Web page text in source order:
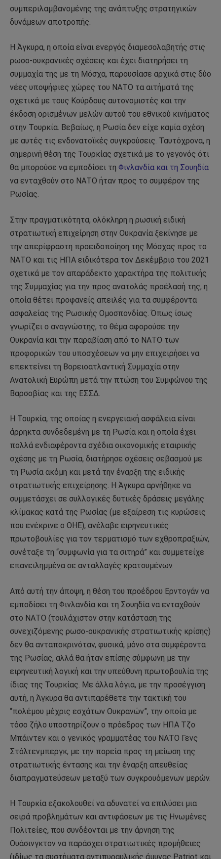
συμπεριλαμβανομένης της ανάπτυξης στρατηγικών
δυνάμεων αποτροπής.
Η Άγκυρα, η οποία είναι ενεργός διαμεσολαβητής στις
ρωσο-ουκρανικές σχέσεις και έχει διατηρήσει τη
συμμαχία της με τη Μόσχα, παρουσίασε αρχικά στις δύο
νέες υποψήφιες χώρες του ΝΑΤΟ τα αιτήματά της
σχετικά με τους Κούρδους αυτονομιστές και την
έκδοση ορισμένων μελών αυτού του εθνικού κινήματος
στην Τουρκία. Βεβαίως, η Ρωσία δεν είχε καμία σχέση
με αυτές τις ενδονατοϊκές συγκρούσεις. Ταυτόχρονα, η
σημερινή θέση της Τουρκίας σχετικά με το γεγονός ότι
θα μπορούσε να εμποδίσει τη Φινλανδία και τη Σουηδία
να ενταχθούν στο ΝΑΤΟ ήταν προς το συμφέρον της
Ρωσίας.
Στην πραγματικότητα, ολόκληρη η ρωσική ειδική
στρατιωτική επιχείρηση στην Ουκρανία ξεκίνησε με
την απερίφραστη προειδοποίηση της Μόσχας προς το
ΝΑΤΟ και τις ΗΠΑ ειδικότερα τον Δεκέμβριο του 2021
σχετικά με τον απαράδεκτο χαρακτήρα της πολιτικής
της Συμμαχίας για την προς ανατολάς προέλασή της, η
οποία θέτει προφανείς απειλές για τα συμφέροντα
ασφαλείας της Ρωσικής Ομοσπονδίας. Όπως ίσως
γνωρίζει ο αναγνώστης, το θέμα αφορούσε την
Ουκρανία και την παραβίαση από το ΝΑΤΟ των
προφορικών του υποσχέσεων να μην επιχειρήσει να
επεκτείνει τη Βορειοατλαντική Συμμαχία στην
Ανατολική Ευρώπη μετά την πτώση του Συμφώνου της
Βαρσοβίας και της ΕΣΣΔ.
Η Τουρκία, της οποίας η ενεργειακή ασφάλεια είναι
άρρηκτα συνδεδεμένη με τη Ρωσία και η οποία έχει
πολλά ενδιαφέροντα σχέδια οικονομικής εταιρικής
σχέσης με τη Ρωσία, διατήρησε σχέσεις σεβασμού με
τη Ρωσία ακόμη και μετά την έναρξη της ειδικής
στρατιωτικής επιχείρησης. Η Άγκυρα αρνήθηκε να
συμμετάσχει σε συλλογικές δυτικές δράσεις μεγάλης
κλίμακας κατά της Ρωσίας (με εξαίρεση τις κυρώσεις
που ενέκρινε ο ΟΗΕ), ανέλαβε ειρηνευτικές
πρωτοβουλίες για τον τερματισμό των εχθροπραξιών,
συνέταξε τη “συμφωνία για τα σιτηρά” και συμμετείχε
επανειλημμένα σε ανταλλαγές κρατουμένων.
Από αυτή την άποψη, η θέση του προέδρου Ερντογάν να
εμποδίσει τη Φινλανδία και τη Σουηδία να ενταχθούν
στο ΝΑΤΟ (τουλάχιστον στην κατάσταση της
συνεχιζόμενης ρωσο-ουκρανικής στρατιωτικής κρίσης)
δεν θα ανταποκρινόταν, φυσικά, μόνο στα συμφέροντα
της Ρωσίας, αλλά θα ήταν επίσης σύμφωνη με την
ειρηνευτική λογική και την υπεύθυνη πρωτοβουλία της
ίδιας της Τουρκίας. Με άλλα λόγια, με την προσέγγιση
αυτή, η Άγκυρα θα αντιπαρέθετε την τακτική του
“πολέμου μέχρις εσχάτων Ουκρανών”, την οποία με
τόσο ζήλο υποστηρίζουν ο πρόεδρος των ΗΠΑ Τζο
Μπάιντεν και ο γενικός γραμματέας του ΝΑΤΟ Γενς
Στόλτενμπεργκ, με την πορεία προς τη μείωση της
στρατιωτικής έντασης και την έναρξη απευθείας
διαπραγματεύσεων μεταξύ των συγκρουόμενων μερών.
Η Τουρκία εξακολουθεί να αδυνατεί να επιλύσει μια
σειρά προβλημάτων και αντιφάσεων με τις Ηνωμένες
Πολιτείες, που συνδέονται με την άρνηση της
Ουάσινγκτον να παράσχει στρατιωτικές προμήθειες
(ιδίως τα συστήματα αντιπυραυλικής άμυνας Patriot και